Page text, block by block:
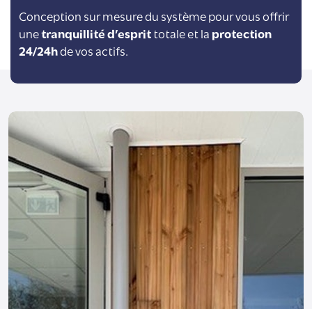
Conception sur mesure du système pour vous offrir
unetranquillité d’esprittotale et la protection
24/24hde vos actifs.